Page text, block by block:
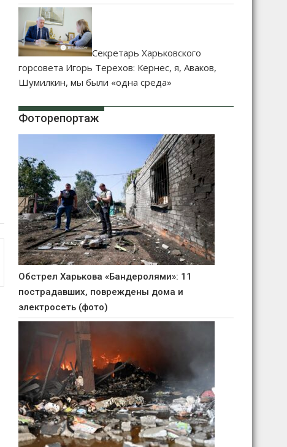
Секретарь Харьковского
горсовета Игорь Терехов: Кернес, я, Аваков,
Шумилкин, мы были «одна среда»
Фоторепортаж
Обстрел Харькова «Бандеролями»: 11
пострадавших, повреждены дома и
электросеть (фото)